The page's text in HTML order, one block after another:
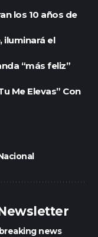
los 10 años de
iluminará el
“más feliz”
Me Elevas” Con
news